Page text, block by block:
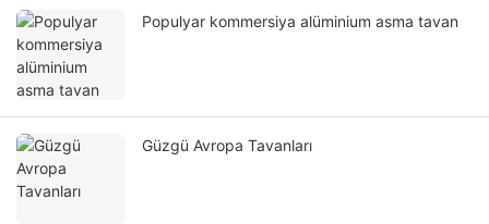
Populyar kommersiya alüminium asma tavan
Güzgü Avropa Tavanları